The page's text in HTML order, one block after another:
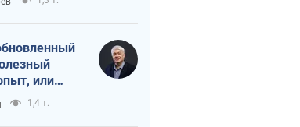
российских
или
трусости
1,4 т.